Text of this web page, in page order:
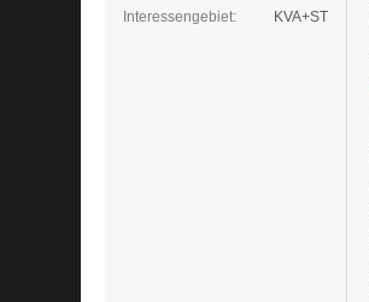
Interessengebiet
KVA+ST